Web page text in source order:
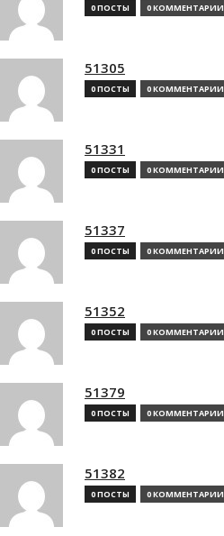
0 ПОСТЫ 0 КОММЕНТАРИИ
51305
0 ПОСТЫ 0 КОММЕНТАРИИ
51331
0 ПОСТЫ 0 КОММЕНТАРИИ
51337
0 ПОСТЫ 0 КОММЕНТАРИИ
51352
0 ПОСТЫ 0 КОММЕНТАРИИ
51379
0 ПОСТЫ 0 КОММЕНТАРИИ
51382
0 ПОСТЫ 0 КОММЕНТАРИИ